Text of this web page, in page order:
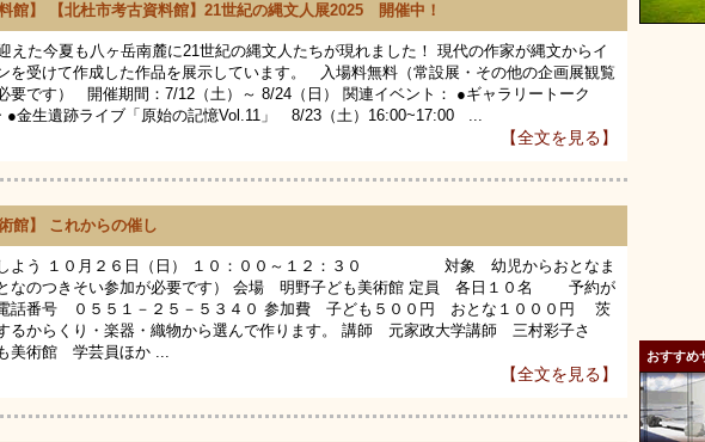
料館】 【北杜市考古資料館】21世紀の縄文人展2025 開催中！
えた今夏も八ヶ岳南麓に21世紀の縄文人たちが現れました！ 現代の作家が縄文からイ
を受けて作成した作品を展示しています。 入場料無料（常設展・その他の企画展観覧
要です） 開催期間：7/12（土）～ 8/24（日） 関連イベント： ●ギャラリートーク
●金生遺跡ライブ「原始の記憶Vol.11」 8/23（土）16:00~17:00 ...
【全文を見る】
館】 これからの催し
しよう １０月２６日（日） １０：００～１２：３０ 対象 幼児からおとなま
なのつきそい参加が必要です） 会場 明野子ども美術館 定員 各日１０名 予約が
番号 ０５５１－２５－５３４０ 参加費 子ども５００円 おとな１０００円 茨
るからくり・楽器・織物から選んで作ります。 講師 元家政大学講師 三村彩子さ
術館 学芸員ほか ...
【全文を見る】
おすすめ